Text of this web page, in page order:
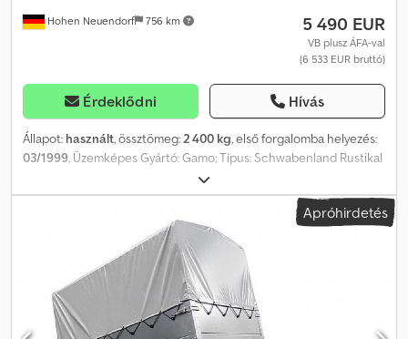
Hohen Neuendorf 756 km 5 490 EUR
VB plusz ÁFA-val
(6 533 EUR bruttó)
Érdeklődni Hívás
Állapot: használt, össztömeg: 2 400 kg, első forgalomba helyezés:
03/1999 , Üzemképes Gyártó: Gamo; Típus: Schwabenland Rustikal
SLA 480, első forgalomba helyezés: 1999.03.02 Dkedpfxji Rg Eho
Ahvor Felépítmény méretei: kb. 4,80 x 2,46 x 2,30 m
(hossz/szélesség/magasság), belmagasság Felépítmény:
leengedhető futómű 2,4 tonna megengedett össztömeggel,
önhordó szendvicsszerkezet Styrox maggal, teljesen szigetelt
dobozos felépítmény, PVC padlóburkolat, 1 nagy eladási nyílás
menetirány szerint jobbra, 1 eladóablak az orr részben és 1 a hátsó
részen, széles ajtó zárral a hátsó falon, levehető vonórúd Belső
felszereltség: hűtött eladópult teljes hosszúságú felnyitható
Apróhirdetés